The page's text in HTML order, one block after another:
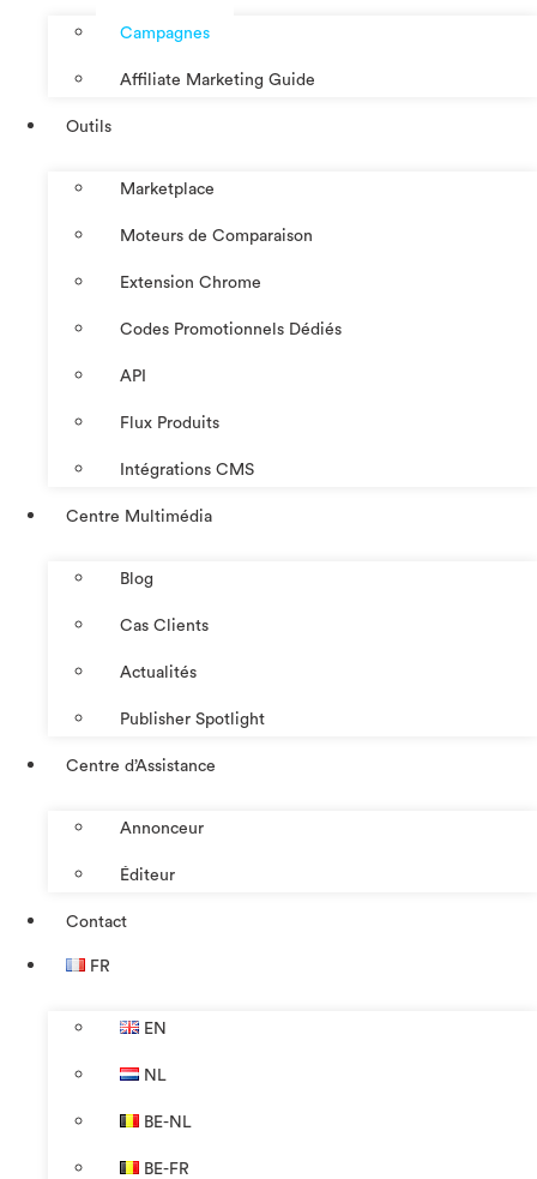
Campagnes
Affiliate Marketing Guide
Outils
Marketplace
Moteurs de Comparaison
Extension Chrome
Codes Promotionnels Dédiés
API
Flux Produits
Intégrations CMS
Centre Multimédia
Blog
Cas Clients
Actualités
Publisher Spotlight
Centre d’Assistance
Annonceur
Éditeur
Contact
FR
EN
NL
BE-NL
BE-FR